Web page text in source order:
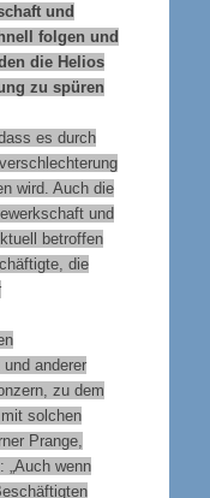
und
folgen und
die Helios
zu spüren
es durch
wird. Auch die
und
betroffen
die
anderer
zu dem
solchen
Prange,
„Auch wenn